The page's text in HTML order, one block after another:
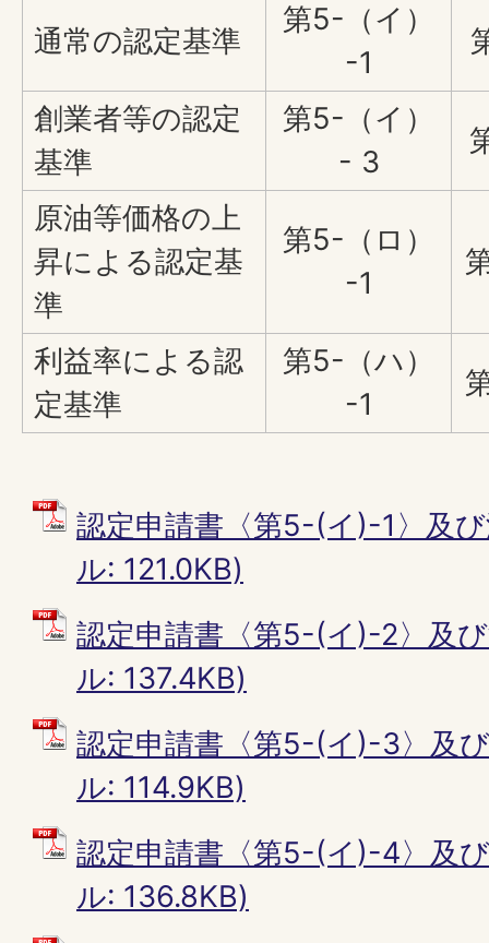
通常の認定基準
第5-（イ）
-1
創業者等の認定
基準
第5-（イ）
- 3
原油等価格の上
昇による認定基
準
第5-（ロ）
-1
利益率による認
定基準
第5-（ハ）
-1
認定申請書〈第5-(イ)-1〉及
ル: 121.0KB)
認定申請書〈第5-(イ)-2〉及
ル: 137.4KB)
認定申請書〈第5-(イ)-3〉及
ル: 114.9KB)
認定申請書〈第5-(イ)-4〉及
ル: 136.8KB)